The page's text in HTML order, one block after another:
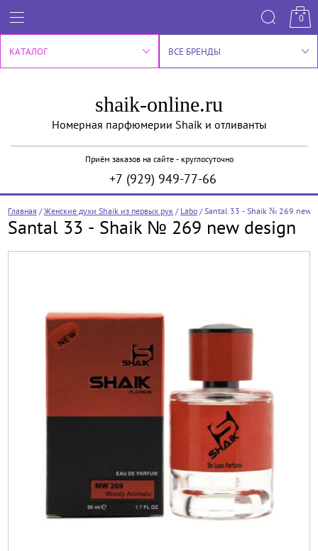
0
КАТАЛОГ ВСЕ БРЕНДЫ
shaik-online.ru
Номерная парфюмерии Shaik и отливанты
Приём заказов на сайте - круглосуточно
+7 (929) 949-77-66
Главная /Женские духи Shaik из первых рук / Labo /Santal 33 - Shaik № 269 new
Santal 33 - Shaik № 269 new design